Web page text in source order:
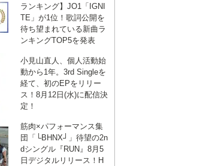
ランキング】JO1「IGNI
TE」が1位！歌詞公開を
待ち望まれている新曲ラ
ンキングTOP5を発表
小見山直人、個人活動始
動から1年。3rd Singleを
経て、初のEPをリリー
ス！8月12日(水)に配信決
定！
筋肉×パフォーマンス集
団「└BHNX┘」待望の2n
dシングル『RUN』8月5
日デジタルリリース！H